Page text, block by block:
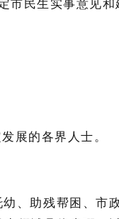
展的各界人士。
、助残帮困、市